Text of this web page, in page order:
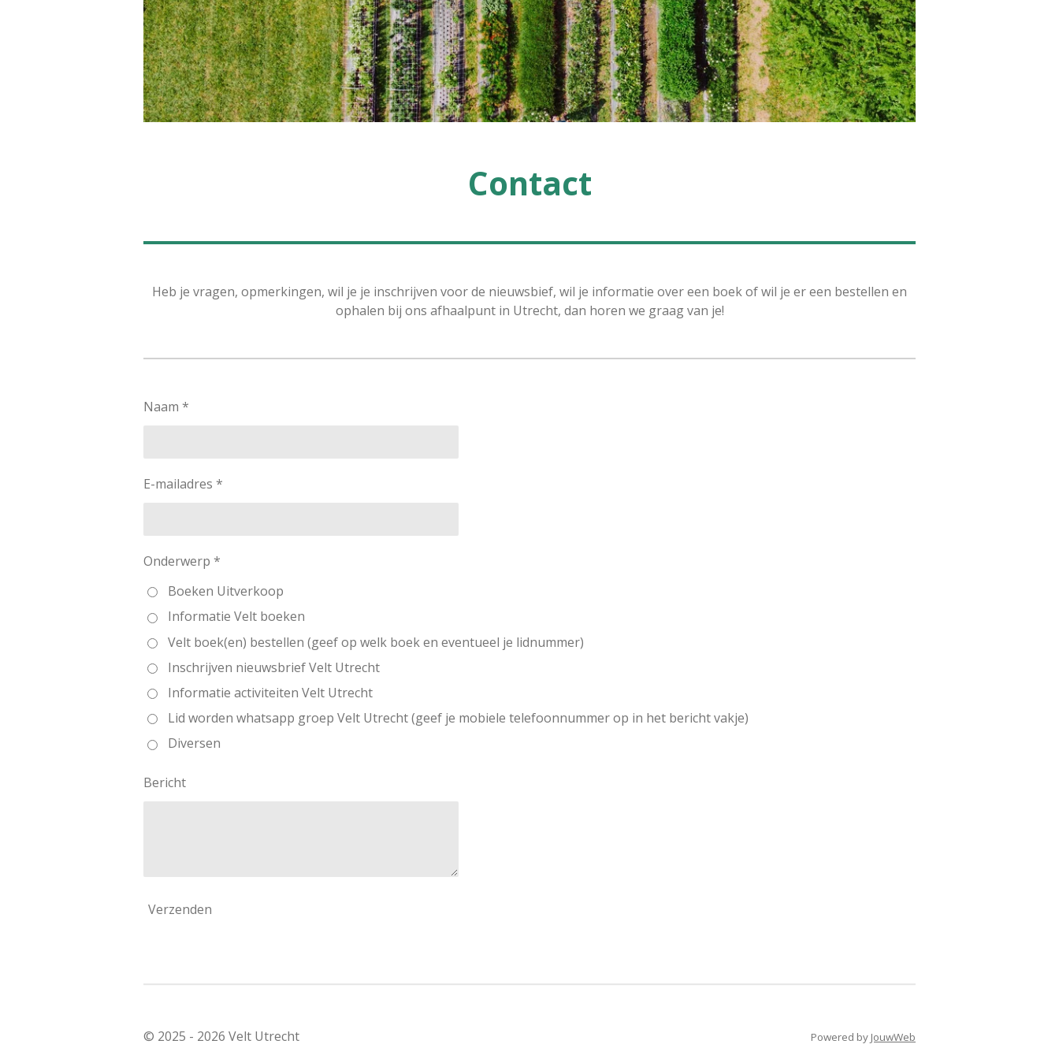
Contact
Heb je vragen, opmerkingen, wil je je inschrijven voor de nieuwsbief, wil je informatie over een boek of wil je er een bestellen en
ophalen bij ons afhaalpunt in Utrecht, dan horen we graag van je!
Naam *
E-mailadres *
Onderwerp *
Boeken Uitverkoop
Informatie Velt boeken
Velt boek(en) bestellen (geef op welk boek en eventueel je lidnummer)
Inschrijven nieuwsbrief Velt Utrecht
Informatie activiteiten Velt Utrecht
Lid worden whatsapp groep Velt Utrecht (geef je mobiele telefoonnummer op in het bericht vakje)
Diversen
Bericht
Verzenden
© 2025 - 2026 Velt Utrecht Powered by JouwWeb